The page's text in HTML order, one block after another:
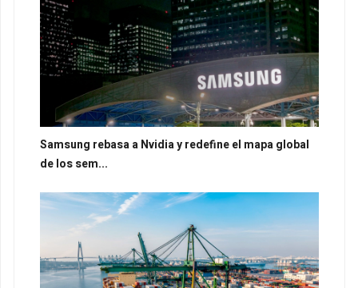
Samsung rebasa a Nvidia y redefine el mapa global
de los sem...